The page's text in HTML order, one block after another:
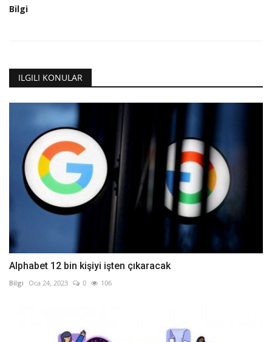
Bilgi
ILGILI KONULAR
Alphabet 12 bin kişiyi işten çıkaracak
Bilgi Oca 24, 2023 0 106